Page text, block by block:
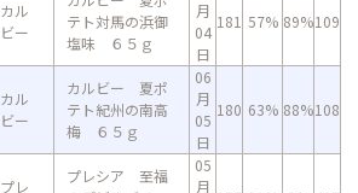
カル
ビー
テト対馬の浜御
塩味 ６５ｇ
月
04
日
181 57% 89%109
カル
ビー
カルビー 夏ポ
テト紀州の南高
梅 ６５ｇ
06
月
05
日
180 63% 88%108
プレ
プレシア 至福
05
月